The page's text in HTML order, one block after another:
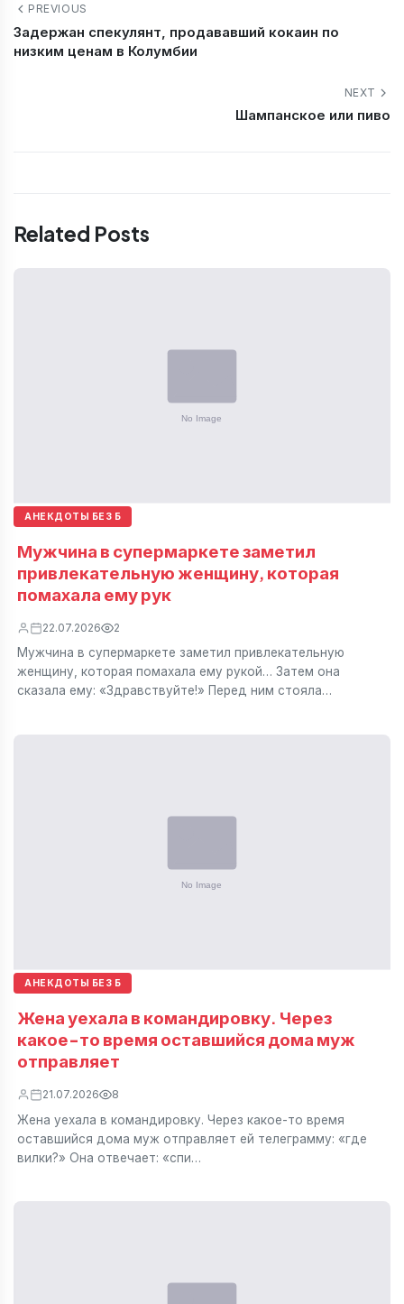
PREVIOUS
Задержан спекулянт, продававший кокаин по
низким ценам в Колумбии
NEXT
Шампанское или пиво
Related Posts
АНЕКДОТЫ БЕЗ Б
Мужчина в супермаркете заметил
привлекательную женщину, которая
помахала ему рук
22.07.2026 2
Мужчина в супермаркете заметил привлекательную
женщину, которая помахала ему рукой… Затем она
сказала ему: «Здравствуйте!» Перед ним стояла…
АНЕКДОТЫ БЕЗ Б
Жена уехала в командировку. Через
какое-то время оставшийся дома муж
отправляет
21.07.2026 8
Жена уехала в командировку. Через какое-то время
оставшийся дома муж отправляет ей телеграмму: «где
вилки?» Она отвечает: «спи…